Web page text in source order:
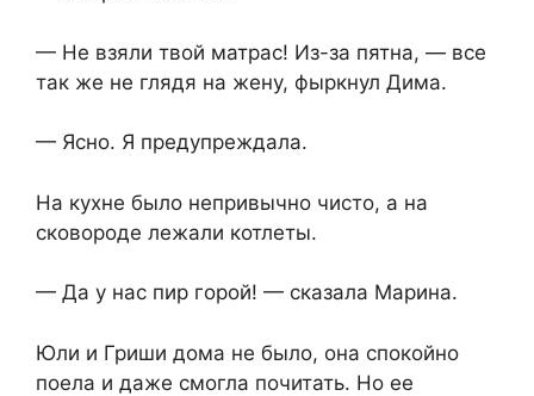
— Не взяли твой матрас! Из-за пятна, — все
так же не глядя на жену, фыркнул Дима.
— Ясно. Я предупреждала.
На кухне было непривычно чисто, а на
сковороде лежали котлеты.
— Да у нас пир горой! — сказала Марина.
Юли и Гриши дома не было, она спокойно
поела и даже смогла почитать. Но ее